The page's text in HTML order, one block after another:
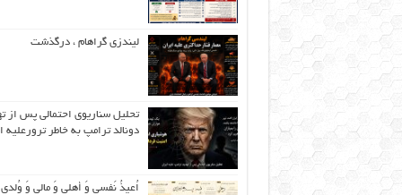
لیندزی گراهام ، درگذشت
تحلیل سناریوی احتمالی پس از
دونالد ترامپ به خاطر ترورعلیه
اُعیذُ نَفسی وَ أهلی وَ مالی وَ